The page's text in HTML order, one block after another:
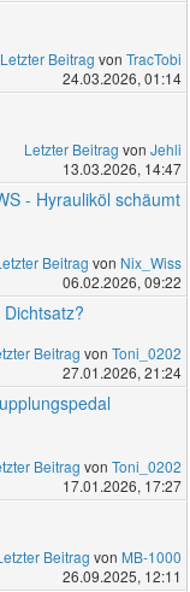
Letzter Beitrag von TracTobi
24.03.2026, 01:14
Letzter Beitrag von Jehli
13.03.2026, 14:47
- Hyrauliköl schäumt
Beitrag von Nix_Wiss
06.02.2026, 09:22
Beitrag von Toni_0202
27.01.2026, 21:24
Beitrag von Toni_0202
17.01.2026, 17:27
Beitrag von MB-1000
26.09.2025, 12:11